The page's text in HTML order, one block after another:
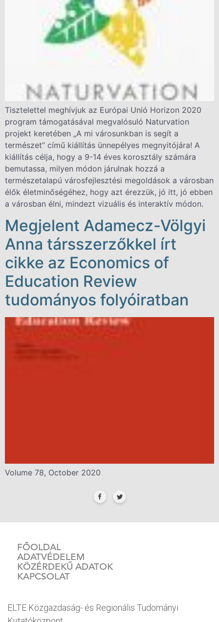
Tisztelettel meghívjuk az Európai Unió Horizon 2020
program támogatásával megvalósuló Naturvation
projekt keretében „A mi városunkban is segít a
természet” című kiállítás ünnepélyes megnyitójára! A
kiállítás célja, hogy a 9-14 éves korosztály számára
bemutassa, milyen módon járulnak hozzá a
természetalapú városfejlesztési megoldások a városban
élők életminőségéhez, hogy azt érezzük, jó itt, jó ebben
a városban élni, mindezt vizuális és interaktív módon.
Megjelent Adamecz-Völgyi
Anna társszerzőkkel írt
cikke az Economics of
Education Review
tudományos folyóiratban
Volume 78, October 2020
FŐOLDAL
ADATVÉDELEM
KÖZÉRDEKŰ ADATOK
KAPCSOLAT
ELTE Közgazdaság- és Regionális Tudományi